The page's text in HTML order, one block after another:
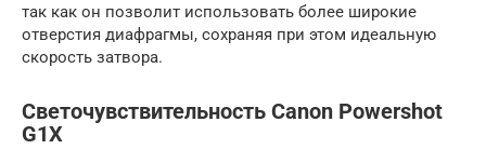
так как он позволит использовать более широкие
отверстия диафрагмы, сохраняя при этом идеальную
скорость затвора.
Светочувствительность Canon Powershot
G1X